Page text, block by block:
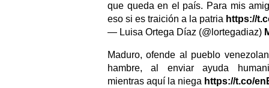
que queda en el país. Para mis
eso si es traición a la patria https://
— Luisa Ortega Díaz (@lortegadiaz)
Maduro, ofende al pueblo
hambre, al enviar ayuda
mientras aquí la niega https://t.co/